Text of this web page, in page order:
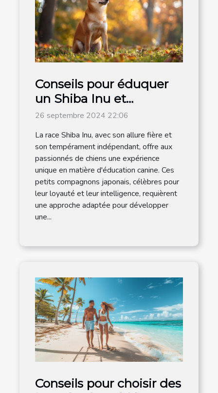
Conseils pour éduquer
un Shiba Inu et
renforcer son obéissance
26 septembre 2024 22:06
La race Shiba Inu, avec son allure fière et
son tempérament indépendant, offre aux
passionnés de chiens une expérience
unique en matière d'éducation canine. Ces
petits compagnons japonais, célèbres pour
leur loyauté et leur intelligence, requièrent
une approche adaptée pour développer
une...
Conseils pour choisir des